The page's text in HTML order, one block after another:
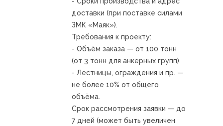
доставки (при поставке силами
ЗМК «Маяк»).
Требования к проекту:
- Объём заказа — от 100 тонн
(от 3 тонн для анкерных групп).
- Лестницы, ограждения и пр. —
не более 10% от общего
объёма.
Срок рассмотрения заявки — до
7 дней (может быть увеличен